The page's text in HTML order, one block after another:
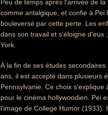
Peu de temps après l'arrivée de
comme antalgique, et confie à
bouleversé par cette perte. Les
dans son travail et s'éloigne d'eux
York.
À la fin de ses études
ans, il est accepté dans plusieurs
Pennsylvanie. Ce choix
pour le cinéma hollywoodien. Pei
l'image de College Humor (1933).